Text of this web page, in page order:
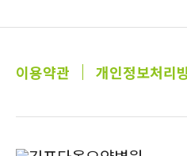
이용약관 개인정보처리